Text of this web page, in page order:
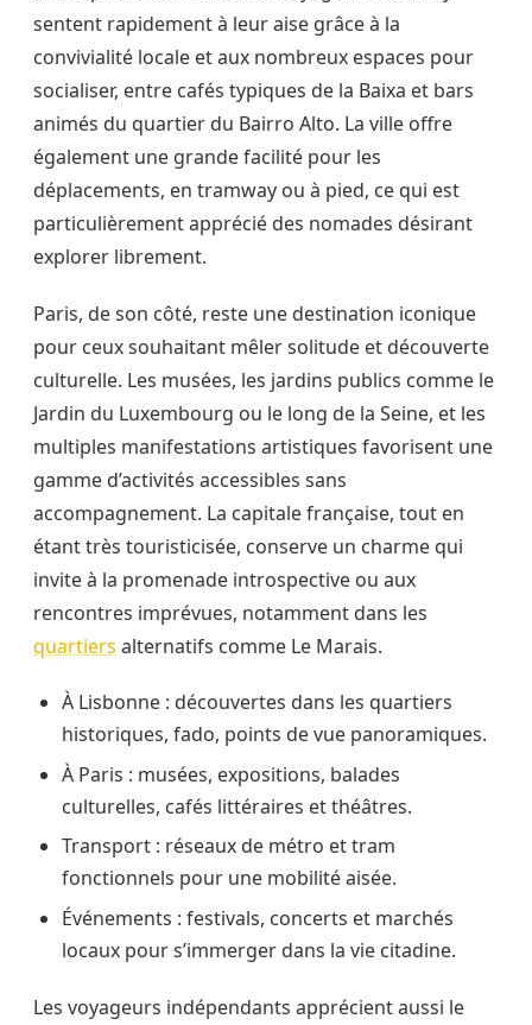
sentent rapidement à leur aise grâce à la
convivialité locale et aux nombreux espaces pour
socialiser, entre cafés typiques de la Baixa et bars
animés du quartier du Bairro Alto. La ville offre
également une grande facilité pour les
déplacements, en tramway ou à pied, ce qui est
particulièrement apprécié des nomades désirant
explorer librement.
Paris, de son côté, reste une destination iconique
pour ceux souhaitant mêler solitude et découverte
culturelle. Les musées, les jardins publics comme le
Jardin du Luxembourg ou le long de la Seine, et les
multiples manifestations artistiques favorisent une
gamme d’activités accessibles sans
accompagnement. La capitale française, tout en
étant très touristicisée, conserve un charme qui
invite à la promenade introspective ou aux
rencontres imprévues, notamment dans les
quartiers alternatifs comme Le Marais.
À Lisbonne : découvertes dans les quartiers
historiques, fado, points de vue panoramiques.
À Paris : musées, expositions, balades
culturelles, cafés littéraires et théâtres.
Transport : réseaux de métro et tram
fonctionnels pour une mobilité aisée.
Événements : festivals, concerts et marchés
locaux pour s’immerger dans la vie citadine.
Les voyageurs indépendants apprécient aussi le